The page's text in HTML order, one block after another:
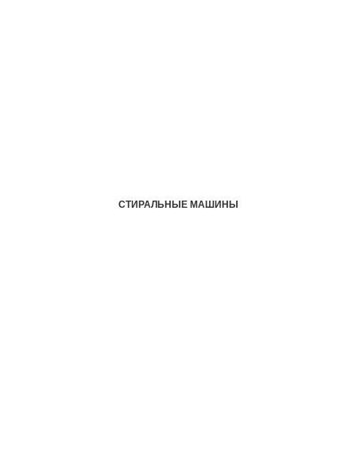
СТИРАЛЬНЫЕ МАШИНЫ